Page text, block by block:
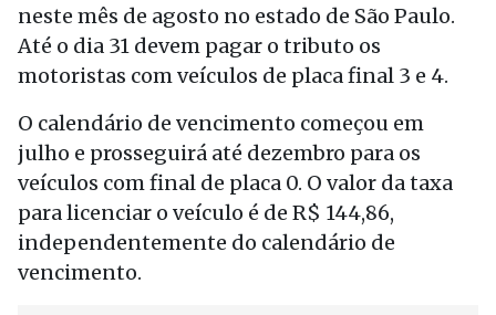
neste mês de agosto no estado de São Paulo.
Até o dia 31 devem pagar o tributo os
motoristas com veículos de placa final 3 e 4.
O calendário de vencimento começou em
julho e prosseguirá até dezembro para os
veículos com final de placa 0. O valor da taxa
para licenciar o veículo é de R$ 144,86,
independentemente do calendário de
vencimento.